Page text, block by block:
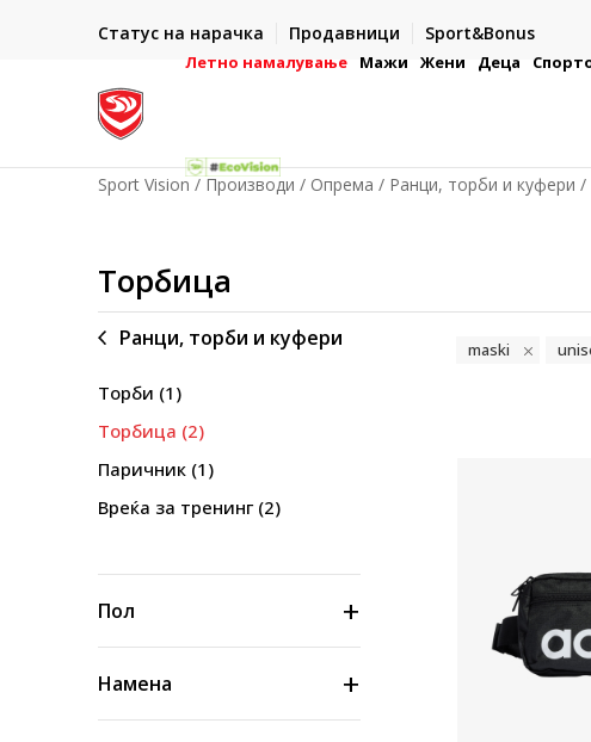
Статус на нарачка Продавници Sport&Bonus
- на сите нарачки во готово или со електронска платежна
Летно намалување Мажи Жени Деца
Sport Vision Производи Опрема Ранци, торби и куфери
Торбица
Ранци, торби и куфери
Торби (1)
Торбица (2)
Паричник (1)
Вреќа за тренинг (2)
Пол
Намена
maski